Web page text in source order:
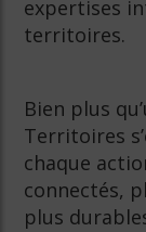
expertises
territoires.
Bien plus
Territoires
chaque
connectés,
plus